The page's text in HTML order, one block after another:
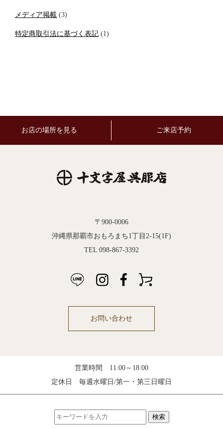
メディア掲載 (3)
特定商取引法に基づく表記 (1)
お店の場所を見る ご来店予約
〒900-0006
沖縄県那覇市おもろまち1丁目2-15(1F)
TEL 098-867-3392
お問い合わせ
営業時間 11:00～18:00
定休日 毎週水曜日/第一・第三日曜日
検索